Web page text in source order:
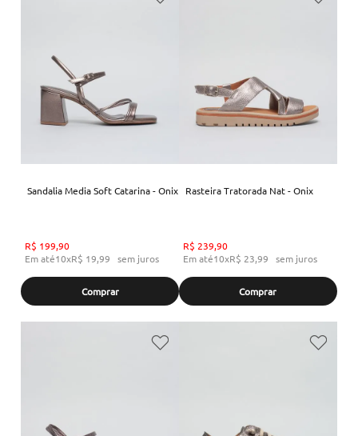
Sandalia Media Soft Catarina - Onix
R$ 199,90
Em até10xR$ 19,99 sem juros
Comprar
Rasteira Tratorada Nat - Onix
R$ 239,90
Em até10xR$ 23,99 sem juros
Comprar